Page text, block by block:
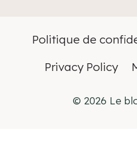
Politique de
Privacy Policy
© 2026 Le